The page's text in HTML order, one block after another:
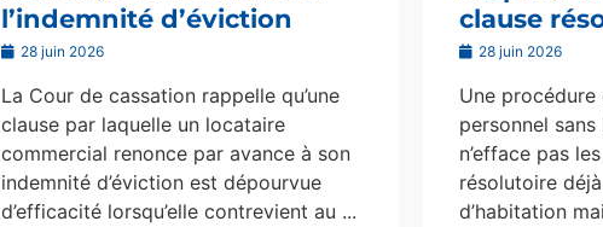
l’indemnité d’éviction
28 juin 2026
La Cour de cassation rappelle qu’une
clause par laquelle un locataire
commercial renonce par avance à son
indemnité d’éviction est dépourvue
d’efficacité lorsqu’elle contrevient au ...
clause
28 juin 2026
Une
personnel
n’efface pas
résolutoire
d’habitation